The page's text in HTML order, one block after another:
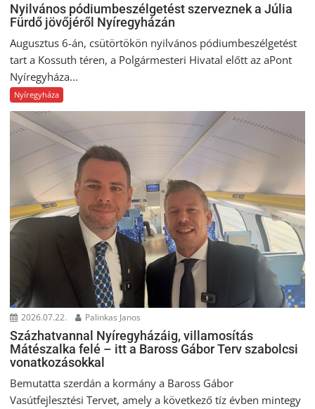
Nyilvános pódiumbeszélgetést szerveznek a Júlia
Fürdő jövőjéről Nyíregyházán
Augusztus 6-án, csütörtökön nyilvános pódiumbeszélgetést
tart a Kossuth téren, a Polgármesteri Hivatal előtt az aPont
Nyíregyháza...
Nyíregyháza
2026.07.22. Palinkas Janos
Százhatvannal Nyíregyházáig, villamosítás
Mátészalka felé – itt a Baross Gábor Terv szabolcsi
vonatkozásokkal
Bemutatta szerdán a kormány a Baross Gábor
Vasútfejlesztési Tervet, amely a következő tíz évben mintegy